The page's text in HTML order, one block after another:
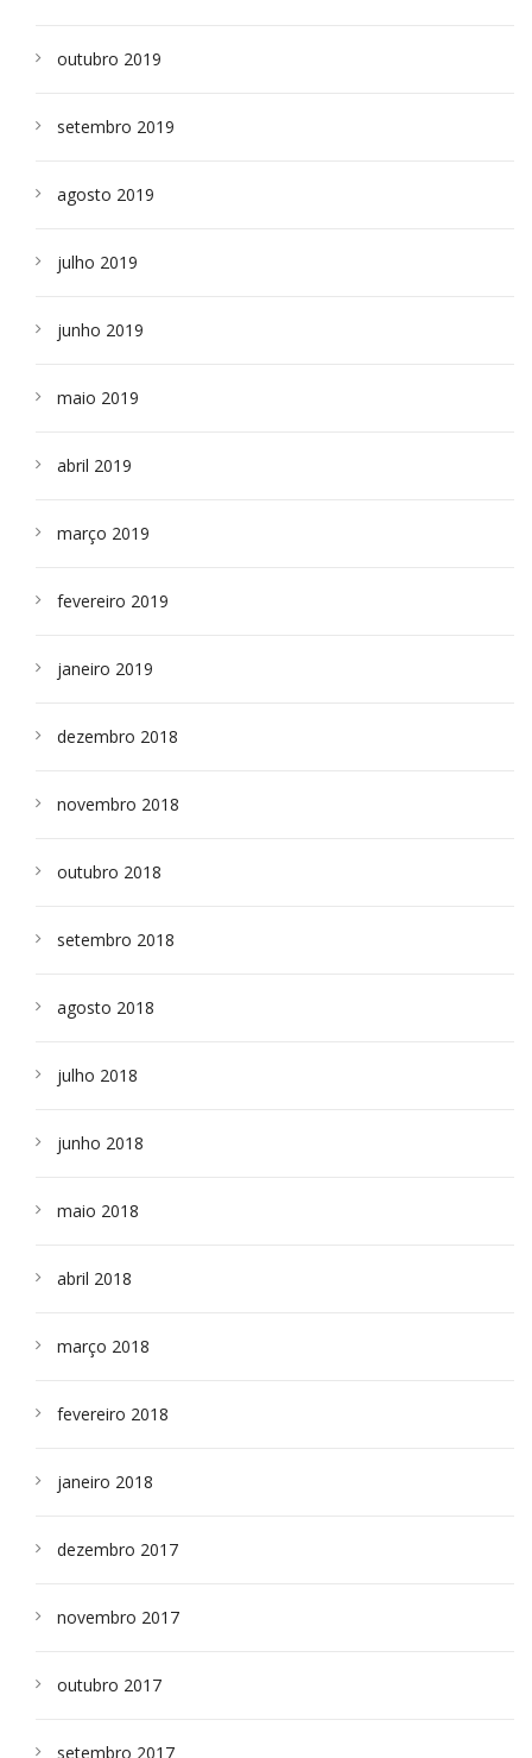
outubro 2019
setembro 2019
agosto 2019
julho 2019
junho 2019
maio 2019
abril 2019
março 2019
fevereiro 2019
janeiro 2019
dezembro 2018
novembro 2018
outubro 2018
setembro 2018
agosto 2018
julho 2018
junho 2018
maio 2018
abril 2018
março 2018
fevereiro 2018
janeiro 2018
dezembro 2017
novembro 2017
outubro 2017
setembro 2017